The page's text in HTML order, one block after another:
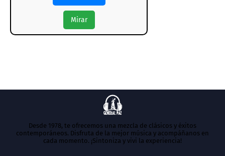
Mirar
Desde 1978, te ofrecemos una mezcla de clásicos y éxitos
contemporáneos. Disfruta de la mejor música y acompáñanos en
cada momento. ¡Sintoniza y vivi la experiencia!